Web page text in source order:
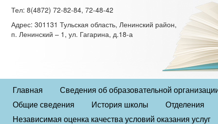
Тел: 8(4872) 72-82-84, 72-48-42
Адрес: 301131 Тульская область, Ленинский район,
п. Ленинский – 1, ул. Гагарина, д.18-а
Главная
Сведения об образовательной
Общие сведения
История школы
Отделения
Независимая оценка качества условий оказания услуг